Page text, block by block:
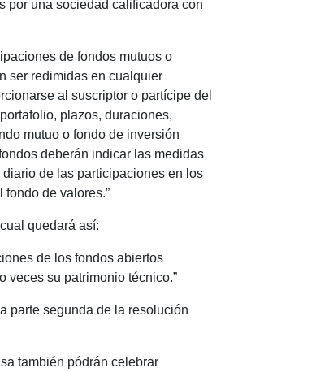
por una sociedad calificadora con
de fondos mutuos o
ser redimidas en cualquier
al suscriptor o partícipe del
plazos, duraciones,
mutuo o fondo de inversión
deberán indicar las medidas
de las participaciones en los
de valores.”
quedará así:
de los fondos abiertos
veces su patrimonio técnico.”
parte segunda de la resolución
también pódrán celebrar